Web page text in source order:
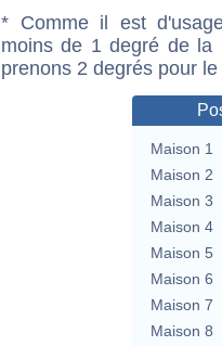
* Comme il est
moins de 1 degré de la
prenons 2 degrés pour
Maison 1
Maison 2
Maison 3
Maison 4
Maison 5
Maison 6
Maison 7
Maison 8